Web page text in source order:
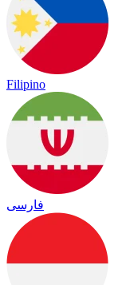
Filipino
فارسی